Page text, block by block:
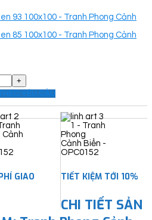
YÊU CẦU
GIAO
TIẾT KIỆM TỚI 10%
CHI TIẾT SẢN